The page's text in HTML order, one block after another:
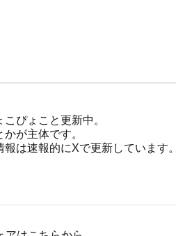
ぴょこと更新中。
が主体です。
は速報的にXで更新しています。